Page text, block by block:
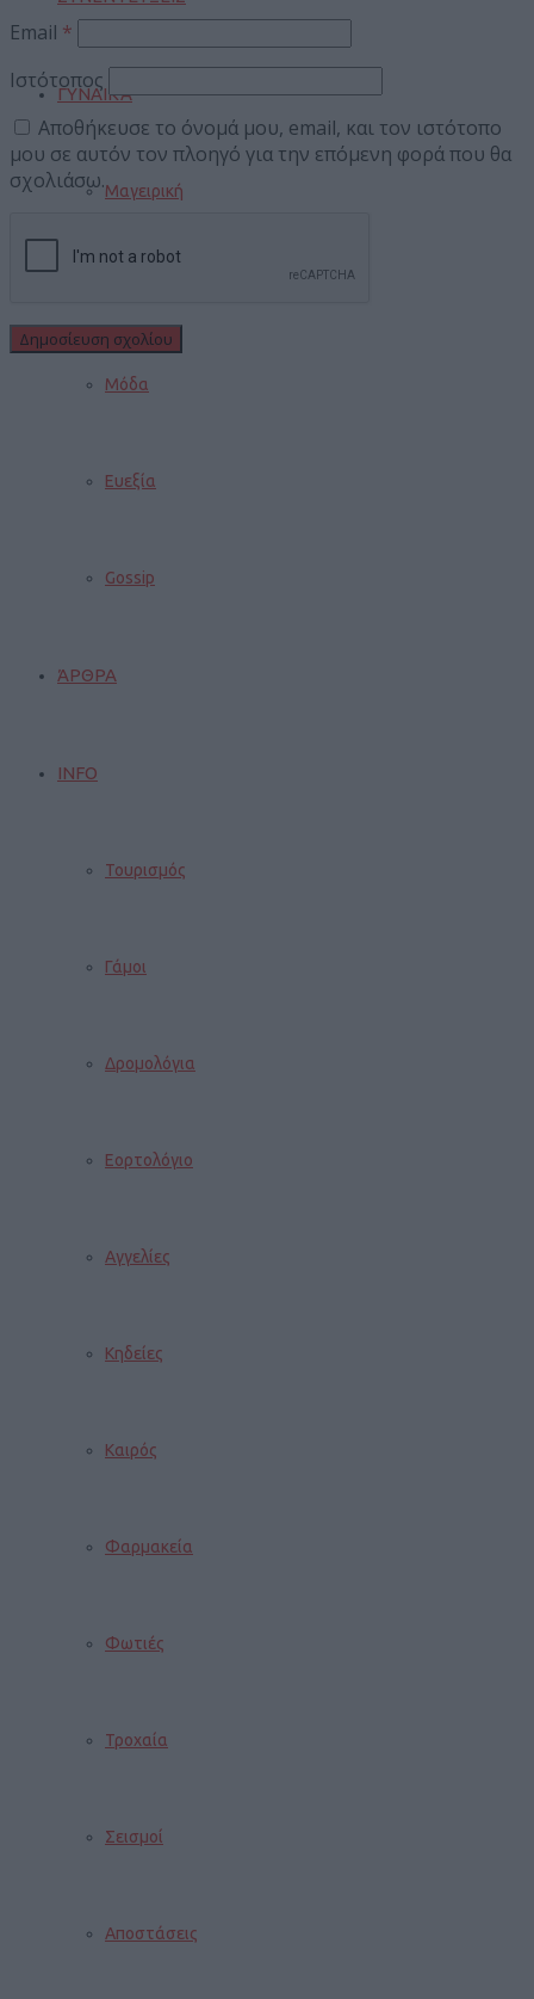
ΓΥΝΑΙΚΑ
Μαγειρική
Μόδα
Ευεξία
Gossip
ΆΡΘΡΑ
INFO
Τουρισμός
Γάμοι
Δρομολόγια
Εορτολόγιο
Αγγελίες
Κηδείες
Καιρός
Φαρμακεία
Φωτιές
Τροχαία
Σεισμοί
Αποστάσεις
Email *
Ιστότοπος
Αποθήκευσε το όνομά μου, email, και τον ιστότοπο
μου σε αυτόν τον πλοηγό για την επόμενη φορά που θα
σχολιάσω.